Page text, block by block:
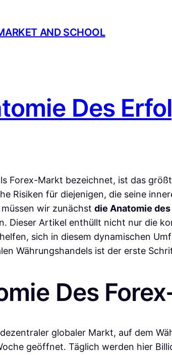
AND SCHOOL
Des
Forex-Markt bezeichnet, ist das
Risiken für diejenigen, die seine
wir zunächst die Anatomie des
Dieser Artikel enthüllt nicht nur die
sich in diesem dynamischen
Währungshandels ist der erste
Des
globaler Markt, auf dem
geöffnet. Täglich werden hier